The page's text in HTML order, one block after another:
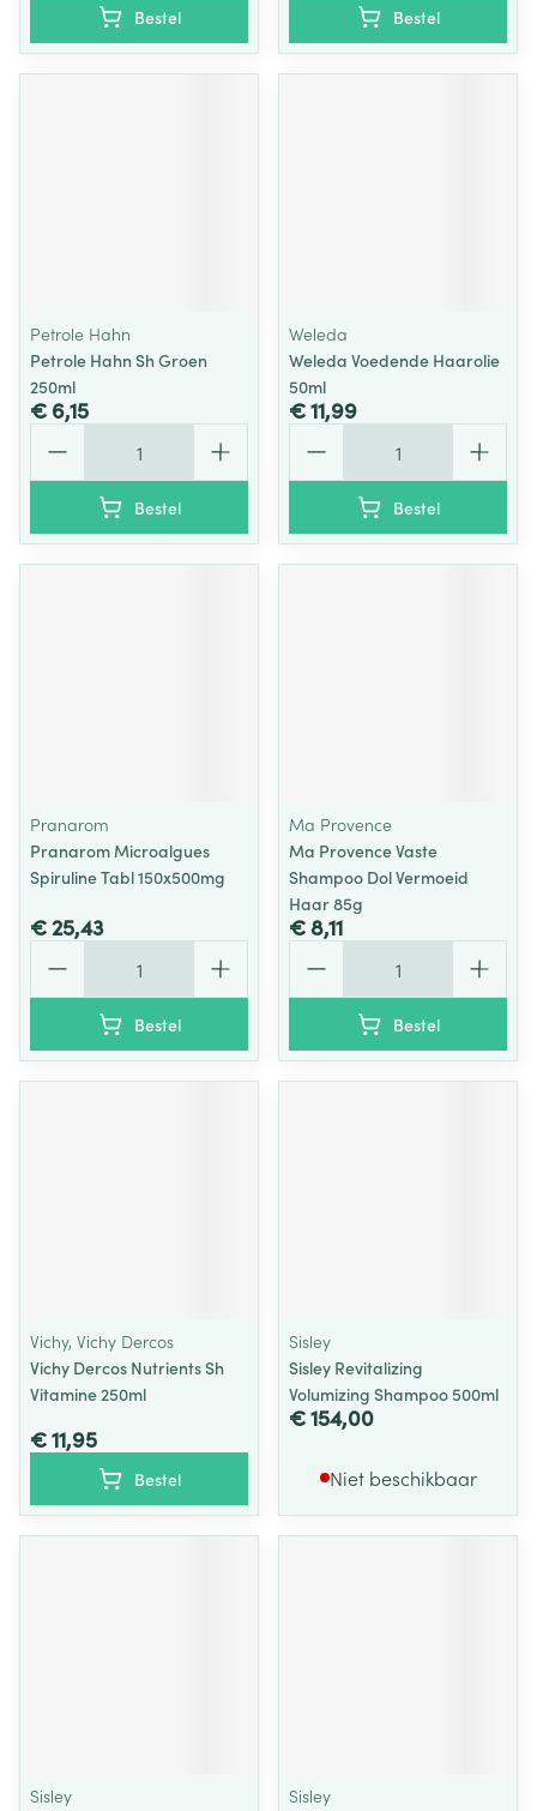
Bestel Bestel
Petrole Hahn
Petrole Hahn Sh Groen
250ml
€ 6,15
Bestel
Weleda
Weleda Voedende Haarolie
50ml
€ 11,99
Bestel
Pranarom
Pranarom Microalgues
Spiruline Tabl 150x500mg
€ 25,43
Bestel
Ma Provence
Ma Provence Vaste
Shampoo Dol Vermoeid
Haar 85g
€ 8,11
Bestel
Vichy, Vichy Dercos
Vichy Dercos Nutrients Sh
Vitamine 250ml
€ 11,95
Bestel
Sisley
Sisley Revitalizing
Volumizing Shampoo 500ml
€ 154,00
Niet beschikbaar
Sisley
Sisley